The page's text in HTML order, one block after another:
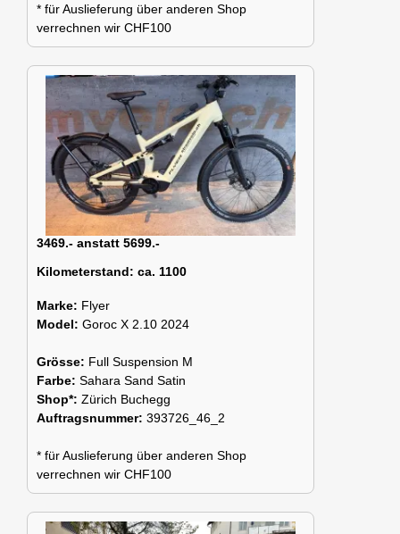
* für Auslieferung über anderen Shop
verrechnen wir CHF100
3469.- anstatt 5699.-
Kilometerstand: ca. 1100
Marke: Flyer
Model: Goroc X 2.10 2024
Grösse: Full Suspension M
Farbe: Sahara Sand Satin
Shop*: Zürich Buchegg
Auftragsnummer: 393726_46_2
* für Auslieferung über anderen Shop
verrechnen wir CHF100